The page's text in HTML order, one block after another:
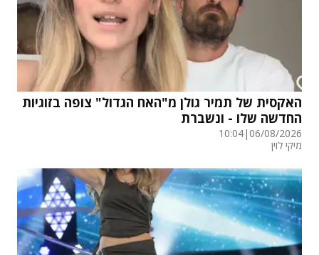
האקסית של תמיר גולן מ"האח הגדול" צופה בזוגיות
החדשה שלו - ונשברת
06/08/2026
|
10:04
מיקי לוין